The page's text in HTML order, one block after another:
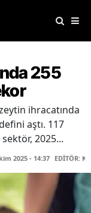
255
ihracatında
aştı. 117
2025...
2025 - 14:37 EDİTÖR: